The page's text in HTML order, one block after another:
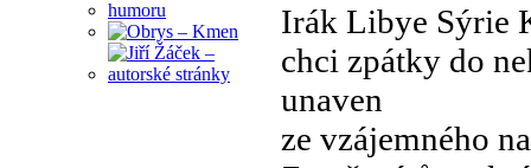
Irák Libye Sýrie
chci zpátky do
unaven
ze vzájemného